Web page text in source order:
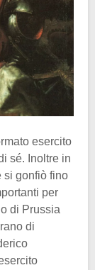
esercito
sé. Inoltre in
si gonfiò fino
per
di Prussia
di